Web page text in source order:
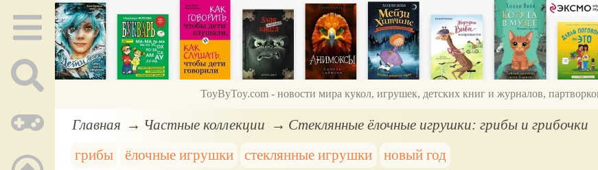
ToyByToy.com - новости мира кукол, игрушек, детских книг и журналов,
Главная Частные коллекции
Стеклянные ёлочные игрушки: грибы и грибочки
грибы
ёлочные игрушки стеклянные игрушки новый год